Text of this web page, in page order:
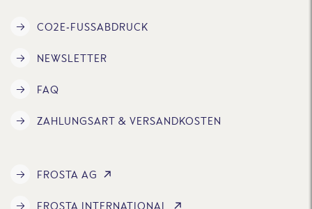
CO2E-FUSSABDRUCK
NEWSLETTER
FAQ
ZAHLUNGSART & VERSANDKOSTEN
FROSTA AG
FROSTA INTERNATIONAL